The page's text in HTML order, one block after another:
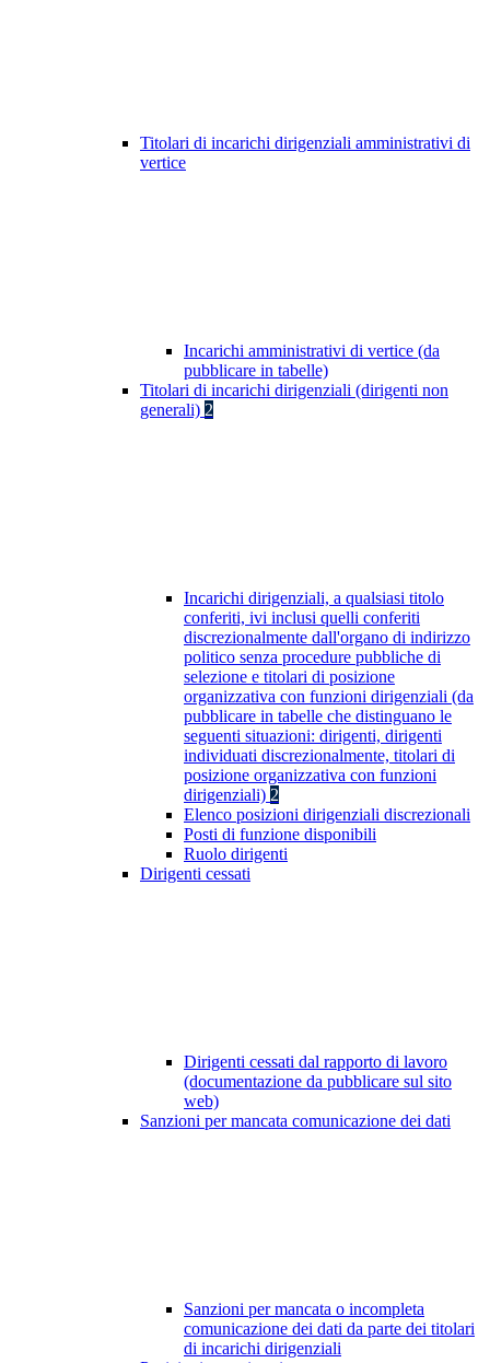
Titolari di incarichi dirigenziali amministrativi di
vertice
Incarichi amministrativi di vertice (da
pubblicare in tabelle)
Titolari di incarichi dirigenziali (dirigenti non
generali) 2
Incarichi dirigenziali, a qualsiasi titolo
conferiti, ivi inclusi quelli conferiti
discrezionalmente dall'organo di indirizzo
politico senza procedure pubbliche di
selezione e titolari di posizione
organizzativa con funzioni dirigenziali (da
pubblicare in tabelle che distinguano le
seguenti situazioni: dirigenti, dirigenti
individuati discrezionalmente, titolari di
posizione organizzativa con funzioni
dirigenziali) 2
Elenco posizioni dirigenziali discrezionali
Posti di funzione disponibili
Ruolo dirigenti
Dirigenti cessati
Dirigenti cessati dal rapporto di lavoro
(documentazione da pubblicare sul sito
web)
Sanzioni per mancata comunicazione dei dati
Sanzioni per mancata o incompleta
comunicazione dei dati da parte dei titolari
di incarichi dirigenziali